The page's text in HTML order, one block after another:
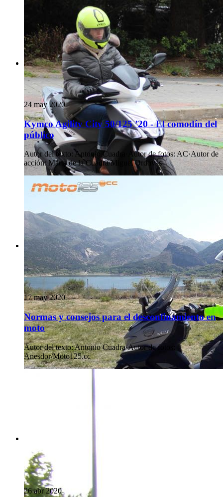
24 may 2020
Kymco Agility City 50/125 ’20 - El comodín del
público
Autor del texto: Antonio Cuadra Autor de fotos: AC·Autor de
acción: Marta de la Cuadra/Miguel Ordovás
17 may 2020
Normas y consejos para el desconfinamiento en
moto
Autor del texto:Antonio Cuadra·Autor de fotos
Anesdor/Moto125.cc
26 abr 2020